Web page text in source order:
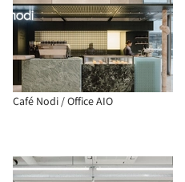
Café Nodi / Office AIO